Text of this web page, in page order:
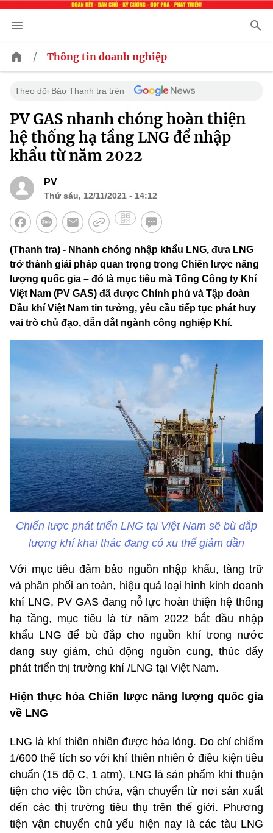
/ Thông tin doanh nghiệp
Theo dõi Báo Thanh tra trên
PV GAS nhanh chóng hoàn thiện
hệ thống hạ tầng LNG để nhập
khẩu từ năm 2022
PV
Thứ sáu, 12/11/2021 - 14:12
(Thanh tra) - Nhanh chóng nhập khẩu LNG, đưa LNG
trở thành giải pháp quan trọng trong Chiến lược năng
lượng quốc gia – đó là mục tiêu mà Tổng Công ty Khí
Việt Nam (PV GAS) đã được Chính phủ và Tập đoàn
Dầu khí Việt Nam tin tưởng, yêu cầu tiếp tục phát huy
vai trò chủ đạo, dẫn dắt ngành công nghiệp Khí.
Chiến lược phát triển LNG tại Việt Nam sẽ bù đắp
lượng khí khai thác đang có xu thể giảm dần
Với mục tiêu đảm bảo nguồn nhập khẩu, tàng trữ
và phân phối an toàn, hiệu quả loại hình kinh doanh
khí LNG, PV GAS đang nỗ lực hoàn thiện hệ thống
hạ tầng, mục tiêu là từ năm 2022 bắt đầu nhập
khẩu LNG để bù đắp cho nguồn khí trong nước
đang suy giảm, chủ động nguồn cung, thúc đẩy
phát triển thị trường khí /LNG tại Việt Nam.
Hiện thực hóa Chiến lược năng lượng quốc gia
về LNG
LNG là khí thiên nhiên được hóa lỏng. Do chỉ chiếm
1/600 thể tích so với khí thiên nhiên ở điều kiện tiêu
chuẩn (15 độ C, 1 atm), LNG là sản phẩm khí thuận
tiện cho việc tồn chứa, vận chuyển từ nơi sản xuất
đến các thị trường tiêu thụ trên thế giới. Phương
tiện vận chuyển chủ yếu hiện nay là các tàu LNG